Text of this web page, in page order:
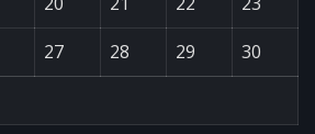
27 28 29
30